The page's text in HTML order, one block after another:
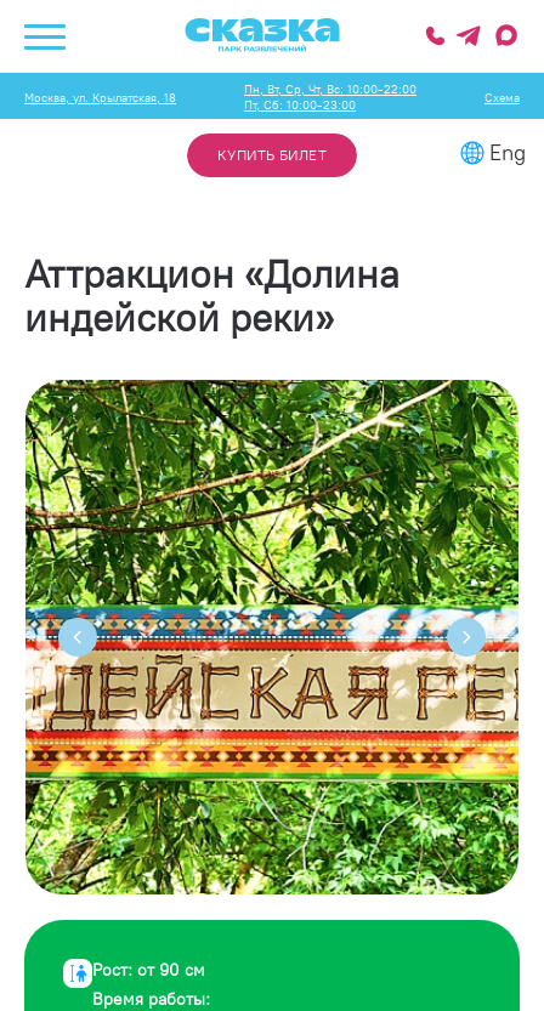
Москва, ул. Крылатская, 18
Пн, Вт, Ср, Чт, Вс: 10:00-22:00
Пт, Сб: 10:00-23:00
Схема
КУПИТЬ БИЛЕТ Eng
Аттракцион «Долина
индейской реки»
Рост: от 90 см
Время работы: